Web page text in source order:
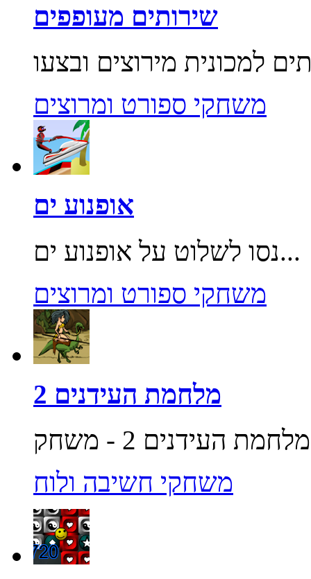
שירותים מעופפים
משחקי ספורט ומרוצים
אופנוע ים
נסו לשלוט על אופנוע ים...
משחקי ספורט ומרוצים
מלחמת העידנים 2
משחקי חשיבה ולוח